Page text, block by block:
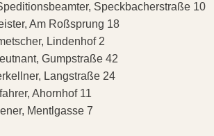
Speckbacherstraße 10
Am Roßsprung 18
Lindenhof 2
Gumpstraße 42
Langstraße 24
Ahornhof 11
Mentlgasse 7